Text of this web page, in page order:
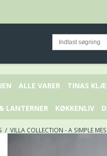
ALLE VARER TINAS
LANTERNER KØKKENLIV
/ VILLA COLLECTION - A SIMPLE